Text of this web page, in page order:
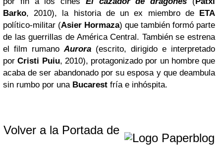
Barko, 2010), la historia de un ex miembro de
ETA
político-militar (Asier Hormaza) que también formó parte
de las guerrillas de América Central. También se estrena
el film rumanoAurora (escrito, dirigido e interpretado
porCristi Puiu, 2010), protagonizado por un hombre que
acaba de ser abandonado por su esposa y que deambula
sin rumbo por una Bucarest fría e inhóspita.
Volver a la Portada de